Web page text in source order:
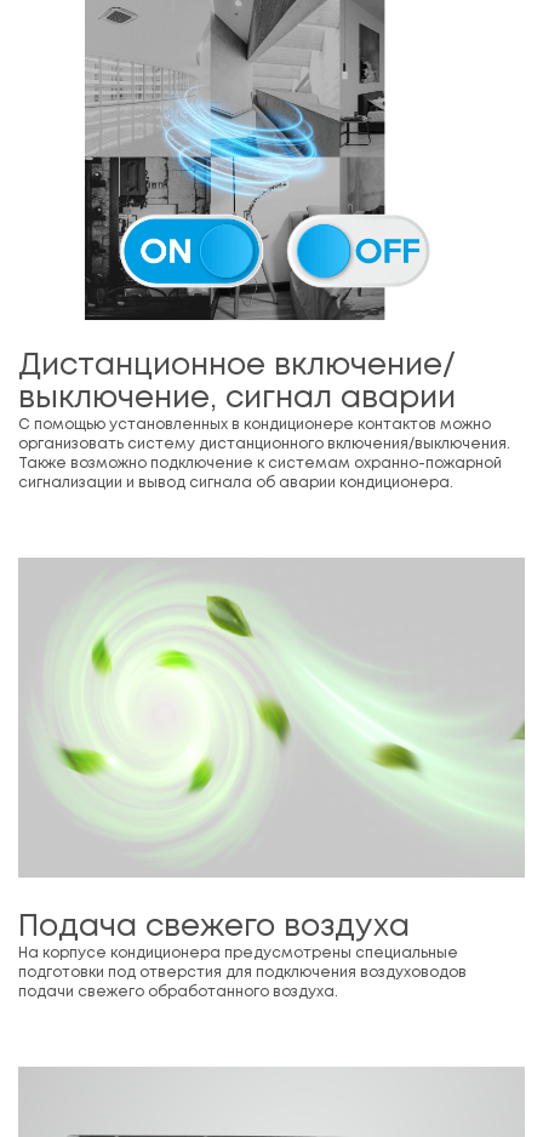
Дистанционное включение/
выключение, сигнал аварии
С помощью установленных в кондиционере контактов можно
организовать систему дистанционного включения/выключения.
Также возможно подключение к системам охранно-пожарной
сигнализации и вывод сигнала об аварии кондиционера.
Подача свежего воздуха
На корпусе кондиционера предусмотрены специальные
подготовки под отверстия для подключения воздуховодов
подачи свежего обработанного воздуха.